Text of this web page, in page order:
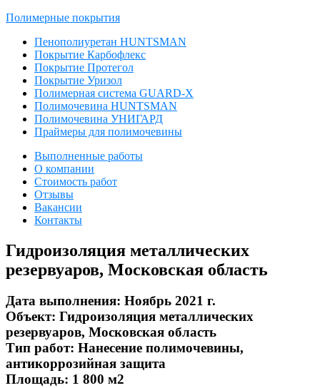
Полимерные покрытия
Пенополиуретан HUNTSMAN
Покрытие Карбофлекс
Покрытие Протегол
Покрытие Уризол
Полимерная система GUARD-X
Полимочевина HUNTSMAN
Полимочевина УНИГАРД
Праймеры для полимочевины
Выполненные работы
О компании
Стоимость работ
Отзывы
Вакансии
Контакты
Гидроизоляция металлических
резервуаров, Московская область
Дата выполнения: Ноябрь 2021 г.
Объект: Гидроизоляция металлических
резервуаров, Московская область
Тип работ: Нанесение полимочевины,
антикоррозийная защита
Площадь: 1 800 м2